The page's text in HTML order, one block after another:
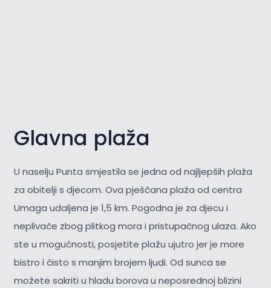
Glavna plaža
U naselju Punta smjestila se jedna od najljepših plaža
za obitelji s djecom. Ova pješčana plaža od centra
Umaga udaljena je 1,5 km. Pogodna je za djecu i
neplivače zbog plitkog mora i pristupačnog ulaza. Ako
ste u mogućnosti, posjetite plažu ujutro jer je more
bistro i čisto s manjim brojem ljudi. Od sunca se
možete sakriti u hladu borova u neposrednoj blizini